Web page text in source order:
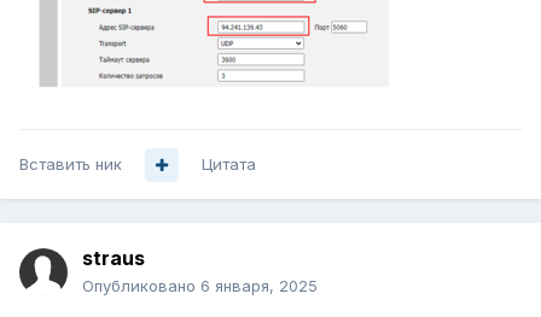
Вставить ник Цитата
straus
Опубликовано 6 января, 2025